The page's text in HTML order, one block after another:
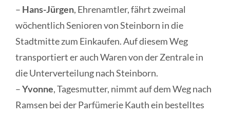
– Hans-Jürgen, Ehrenamtler, fährt zweimal
wöchentlich Senioren von Steinborn in die
Stadtmitte zum Einkaufen. Auf diesem Weg
transportiert er auch Waren von der Zentrale in
die Unterverteilung nach Steinborn.
–Yvonne, Tagesmutter, nimmt auf dem Weg nach
Ramsen bei der Parfümerie Kauth ein bestelltes